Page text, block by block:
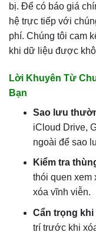
bị. Để có báo giá
hệ trực tiếp với
phí. Chúng tôi cam
khi dữ liệu được
Lời Khuyên Từ
Bạn
Sao lưu
iCloud Drive,
ngoài để sao
Kiểm tra
thói quen xem
xóa vĩnh viễn.
Cẩn trọng khi
trí trước khi